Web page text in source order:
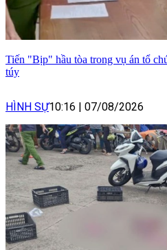
Tiến "Bịp" hầu tòa trong vụ án tổ
túy
HÌNH SỰ10:16 | 07/08/2026